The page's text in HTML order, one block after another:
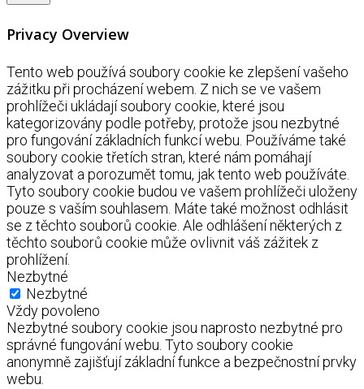
Privacy Overview
Tento web používá soubory cookie ke zlepšení vašeho
zážitku při procházení webem. Z nich se ve vašem
prohlížeči ukládají soubory cookie, které jsou
kategorizovány podle potřeby, protože jsou nezbytné
pro fungování základních funkcí webu. Používáme také
soubory cookie třetích stran, které nám pomáhají
analyzovat a porozumět tomu, jak tento web používáte.
Tyto soubory cookie budou ve vašem prohlížeči uloženy
pouze s vaším souhlasem. Máte také možnost odhlásit
se z těchto souborů cookie. Ale odhlášení některých z
těchto souborů cookie může ovlivnit váš zážitek z
prohlížení.
Nezbytné
Nezbytné
Vždy povoleno
Nezbytné soubory cookie jsou naprosto nezbytné pro
správné fungování webu. Tyto soubory cookie
anonymně zajišťují základní funkce a bezpečnostní prvky
webu.